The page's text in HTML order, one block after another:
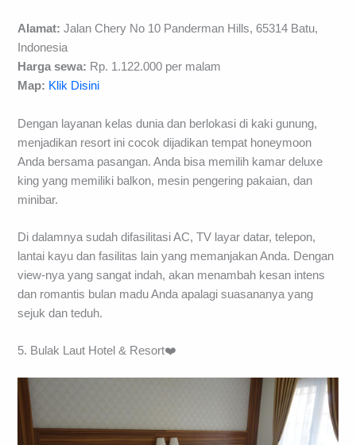
Alamat: Jalan Chery No 10 Panderman Hills, 65314 Batu,
Indonesia
Harga sewa: Rp. 1.122.000 per malam
Map: Klik Disini
Dengan layanan kelas dunia dan berlokasi di kaki gunung,
menjadikan resort ini cocok dijadikan tempat honeymoon
Anda bersama pasangan. Anda bisa memilih kamar deluxe
king yang memiliki balkon, mesin pengering pakaian, dan
minibar.
Di dalamnya sudah difasilitasi AC, TV layar datar, telepon,
lantai kayu dan fasilitas lain yang memanjakan Anda. Dengan
view-nya yang sangat indah, akan menambah kesan intens
dan romantis bulan madu Anda apalagi suasananya yang
sejuk dan teduh.
5. Bulak Laut Hotel & Resort❤️